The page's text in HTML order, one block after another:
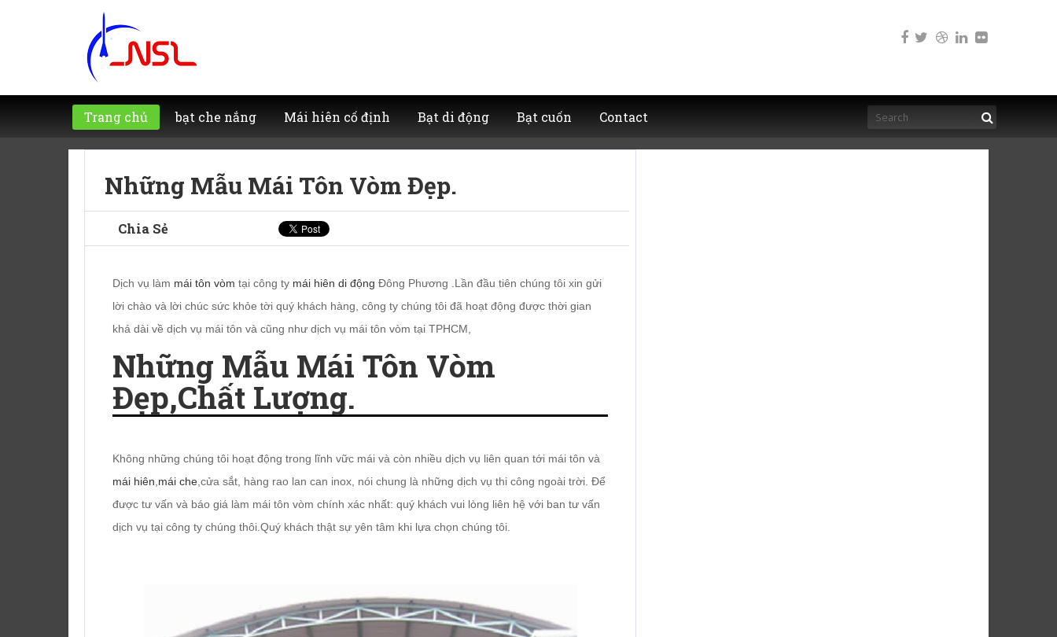
Trang chủ bạt che nắng Mái hiên cố định Bạt di động Bạt cuốn Contact
Những Mẫu Mái Tôn Vòm Đẹp.
Chia Sẻ
Dịch vụ làm mái tôn vòm tại công ty mái hiên di động Đông Phương .Lần đầu tiên chúng tôi xin gửi
lời chào và lời chúc sức khỏe tời quý khách hàng, công ty chúng tôi đã hoạt động được thời gian
khá dài về dịch vụ mái tôn và cũng như dịch vụ mái tôn vòm tại TPHCM,
Những Mẫu Mái Tôn Vòm
Đẹp,chất Lượng.
Không những chúng tôi hoạt động trong lĩnh vữc mái và còn nhiều dịch vụ liên quan tới mái tôn và
mái hiên mái che ,cửa sắt, hàng rao lan can inox, nói chung là những dịch vụ thi công ngoài trời. Để
được tư vấn và báo giá làm mái tôn vòm chính xác nhất: quý khách vui lòng liên hệ với ban tư vấn
dịch vụ tại công ty chúng thôi.Quý khách thật sự yên tâm khi lựa chọn chúng tôi.